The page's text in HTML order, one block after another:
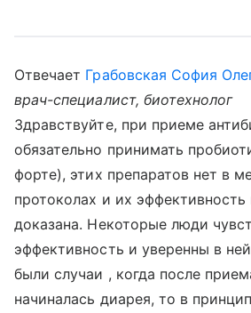
Отвечает Грабовская София
врач-специалист, биотехнолог
Здравствуйте, при приеме
обязательно принимать
форте), этих препаратов нет в
протоколах и их эффективность
доказана. Некоторые люди
эффективность и уверенны в
были случаи , когда после
начиналась диарея, то в